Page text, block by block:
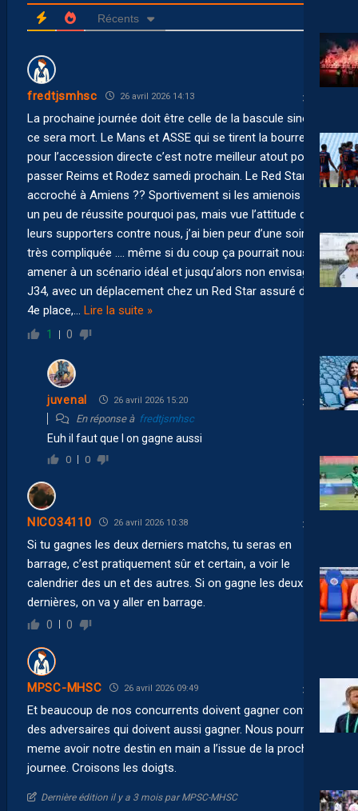
Récents
fredtjsmhsc 26 avril 2026 14:13
La prochaine journée doit être celle de la bascule sinon
ce sera mort. Le Mans et ASSE qui se tirent la bourre
pour l’accession directe c’est notre meilleur atout pour
passer Reims et Rodez samedi prochain. Le Red Star
accroché à Amiens ?? Sportivement si les amienois ont
un peu de réussite pourquoi pas, mais vue l’attitude de
leurs supporters contre nous, j’ai bien peur d’une soirée
très compliquée …. même si du coup ça pourrait nous
amener à un scénario idéal et jusqu’alors non envisagé en
J34, avec un déplacement chez un Red Star assuré d une
4e place,
Lire la suite »
1 0
juvenal 26 avril 2026 15:20
En réponse à fredtjsmhsc
Euh il faut que l on gagne aussi
0 0
NICO34110 26 avril 2026 10:38
Si tu gagnes les deux derniers matchs, tu seras en
barrage, c’est pratiquement sûr et certain, a voir le
calendrier des un et des autres. Si on gagne les deux
dernières, on va y aller en barrage.
0 0
MPSC-MHSC 26 avril 2026 09:49
Et beaucoup de nos concurrents doivent gagner contre
des adversaires qui doivent aussi gagner. Nous pourrions
meme avoir notre destin en main a l’issue de la prochaine
journee. Croisons les doigts.
Dernière édition il y a 3 mois par MPSC-MHSC